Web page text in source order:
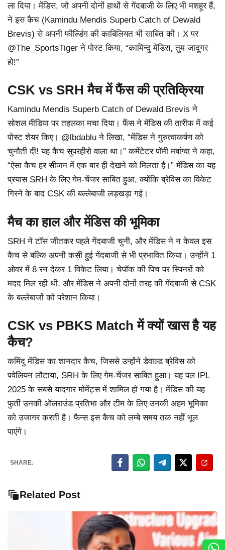
ला दिया। मेंडिस, जो अपनी दोनों हाथों से गेंदबाजी के लिए भी मशहूर हैं,
ने इस कैच (Kamindu Mendis Superb Catch of Dewald
Brevis) से अपनी फील्डिंग की काबिलियत भी साबित की। X पर
@The_SportsTiger ने पोस्ट किया, “कामिन्दु मेंडिस, तुम जादूगर
हो!”
CSK vs SRH मैच में फैंस की प्रतिक्रिया
Kamindu Mendis Superb Catch of Dewald Brevis ने
सोशल मीडिया पर तहलका मचा दिया। फैंस ने मेंडिस की तारीफ में कई
पोस्ट शेयर किए। @lbdablu ने लिखा, “मेंडिस ने गुरुत्वाकर्षण को
चुनौती दी! यह कैच सुपरहीरो वाला था।” कमेंटेटर पॉमी मबांग्वा ने कहा,
“ऐसा कैच हर सीजन में एक बार ही देखने को मिलता है।” मेंडिस का यह
प्रयास SRH के लिए गेम-चेंजर साबित हुआ, क्योंकि ब्रेविस का विकेट
गिरने के बाद CSK की बल्लेबाजी लड़खड़ा गई।
मैच का हाल और मेंडिस की भूमिका
SRH ने टॉस जीतकर पहले गेंदबाजी चुनी, और मेंडिस ने न केवल इस
कैच से बल्कि अपनी कसी हुई गेंदबाजी से भी प्रभावित किया। उन्होंने 1
ओवर में 8 रन देकर 1 विकेट लिया। चेपॉक की पिच पर स्पिनरों को
मदद मिल रही थी, और मेंडिस ने अपनी दोनों तरह की गेंदबाजी से CSK
के बल्लेबाजों को परेशान किया।
CSK vs PBKS Match में क्यों खास है यह
कैच?
कमिंदु मेंडिस का शानदार कैच, जिससे उन्होंने डेवाल्ड ब्रेविस को
पवेलियन लौटाया, SRH के लिए गेम-चेंजर साबित हुआ। यह पल IPL
2025 के सबसे यादगार मोमेंट्स में शामिल हो गया है। मेंडिस की यह
फुर्ती उनकी ऑलराउंड प्रतिभा और टीम के लिए उनकी अहम भूमिका
को उजागर करती है। फैन्स इस कैच को लम्बे समय तक नहीं भूल
पाएंगे।
SHARE.
Related Post